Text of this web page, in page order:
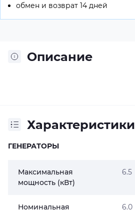
обмен и возврат 14 дней
Описание
Характеристики
ГЕНЕРАТОРЫ
Максимальная
мощность (кВт)
6.5
Номинальная
6.0